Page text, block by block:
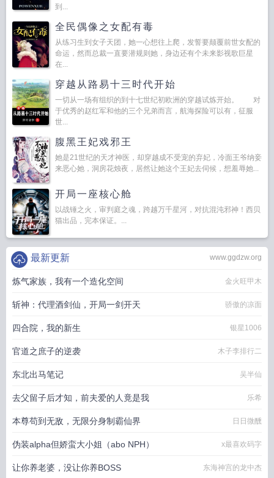
到...
全民偶像之女配有毒
从练习生到女子天团，她一心想往上爬，发誓要颠覆前世女配的
命运，然而总裁一直要潜规则她，身边还有个未来影视歌巨星
在...
穿越从路易十三时代开始
一切从一场有组织的到十七世纪初欧洲的穿越试炼开始。 对
于优秀的赵红军和他的三个兄弟而言，航海探险可以有，征服
世...
腹黑王妃戏邪王
她是21世纪的天才神医，却穿越成不受宠的弃妃，冷面王爷纳妾
来恶心她，洞房花烛夜，居然让她这个王妃去伺候，想羞辱她...
开局一座核心舱
以战锤之火，审判庭之魂，跨越万千星河，对抗混沌邪神！西贝
猫出品，完本保证。...
www.ggdzw.org
最新更新
炼气家族，我有一个造化空间 金火旺甲木
斩神：代理酒剑仙，开局一剑开天 骄傲的凉面
四合院，我的新生 银星1006
官道之庶子的逆袭 木子李排行二
东北出马笔记 吴半仙
去父留子后才知，前夫爱的人竟是我 乐希
本尊苟到无敌，无限分身制霸仙界 日日微醺
伪装alpha但娇蛮大小姐（abo NPH） x最喜欢码字
让你养老婆，没让你养BOSS 东海神宫的龙中杰